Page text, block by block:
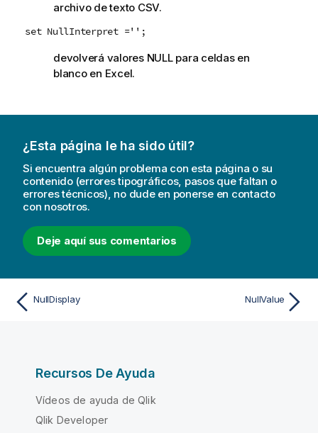
archivo de texto CSV.
set NullInterpret ='';
devolverá valores NULLpara celdas en
blanco en Excel.
¿Esta página le ha sido útil?
Si encuentra algún problema con esta página o su
contenido (errores tipográficos, pasos que faltan o
errores técnicos), no dude en ponerse en contacto
con nosotros.
Deje aquí sus comentarios
NullDisplay NullValue
Recursos De Ayuda
Vídeos de ayuda de Qlik
Qlik Developer